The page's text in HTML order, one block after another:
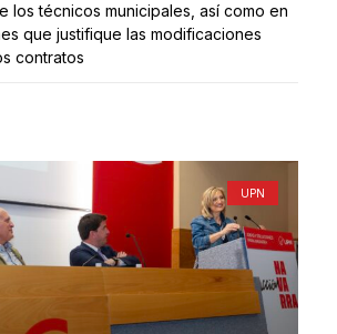
los técnicos municipales, así como en
que justifique las modificaciones
contratos
UPN